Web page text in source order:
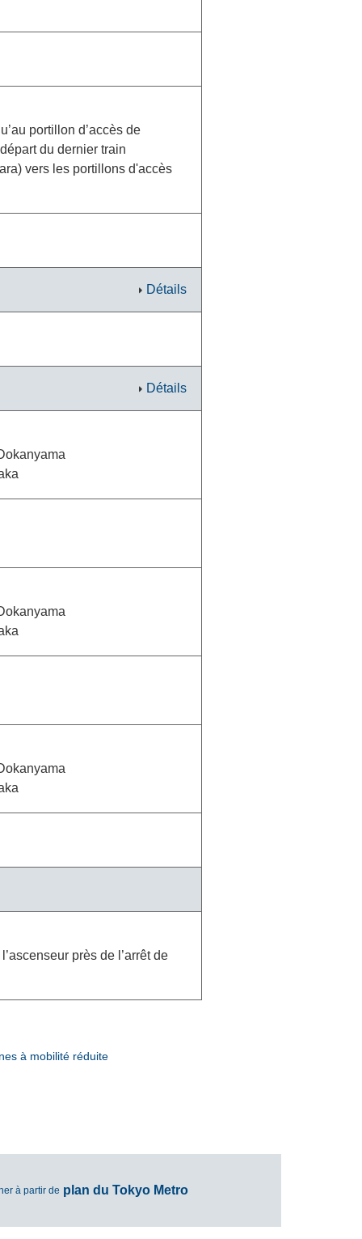
portillon d’accès de
du dernier train
vers les portillons d'accès
Détails
Détails
près de l’arrêt de
à mobilité réduite
à partir de plan du Tokyo Metro